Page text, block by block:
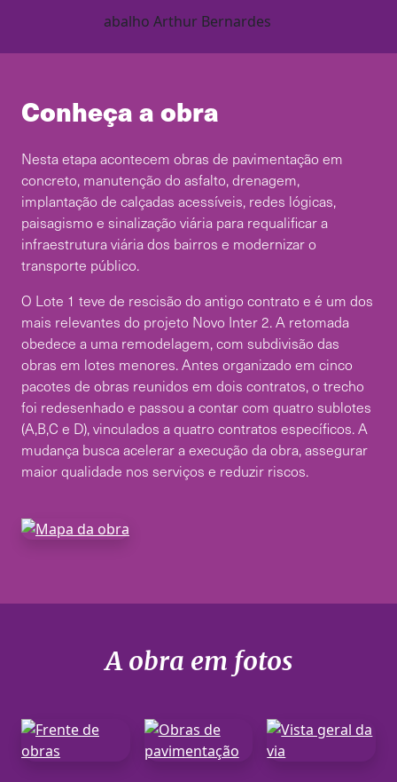
Conheça a obra
Nesta etapa acontecem obras de pavimentação em
concreto, manutenção do asfalto, drenagem,
implantação de calçadas acessíveis, redes lógicas,
paisagismo e sinalização viária para requalificar a
infraestrutura viária dos bairros e modernizar o
transporte público.
O Lote 1 teve de rescisão do antigo contrato e é um dos
mais relevantes do projeto Novo Inter 2. A retomada
obedece a uma remodelagem, com subdivisão das
obras em lotes menores. Antes organizado em cinco
pacotes de obras reunidos em dois contratos, o trecho
foi redesenhado e passou a contar com quatro sublotes
(A,B,C e D), vinculados a quatro contratos específicos. A
mudança busca acelerar a execução da obra, assegurar
maior qualidade nos serviços e reduzir riscos.
A obra em fotos